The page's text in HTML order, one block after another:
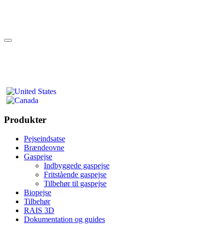
Produkter
Pejseindsatse
Brændeovne
Gaspejse
Indbyggede gaspejse
Fritstående gaspejse
Tilbehør til gaspejse
Biopejse
Tilbehør
RAIS 3D
Dokumentation og guides